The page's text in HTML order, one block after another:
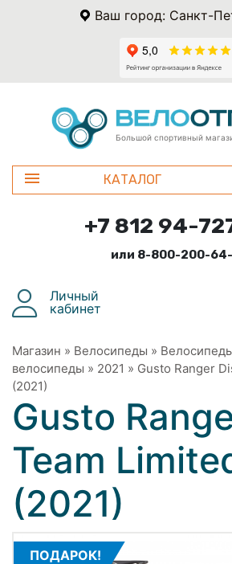
Ваш город: Санкт-
Большой спортивный
КАТАЛОГ
+7 812 94-
или 8-800-200-
Личный
кабинет
Магазин » Велосипеды »
велосипеды » 2021 » Gusto Ranger
(2021)
Gusto
Team
(2021)
ПОДАРОК!